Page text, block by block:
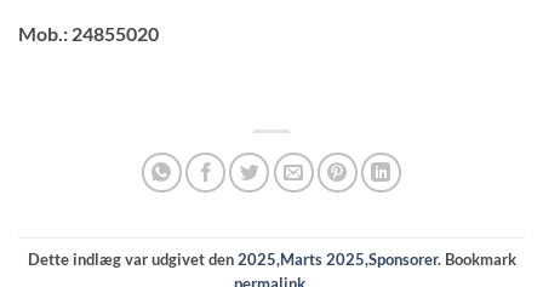
Mob.: 24855020
Dette indlæg var udgivet den2025,Marts 2025,Sponsorer. Bookmark
permalink